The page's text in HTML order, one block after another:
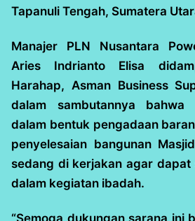
Tapanuli Tengah, Sumatera
Manajer PLN Nusantara
Aries Indrianto Elisa
Harahap, Asman Business
dalam sambutannya bahwa
dalam bentuk pengadaan
penyelesaian bangunan
sedang di kerjakan agar dapat
dalam kegiatan ibadah.